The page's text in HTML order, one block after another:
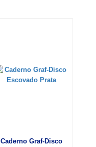
Caderno Graf-Disco